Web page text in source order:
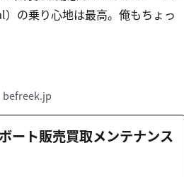
の乗り心地は最高。俺もちょっ
befreek.jp
ート販売買取メンテナンス